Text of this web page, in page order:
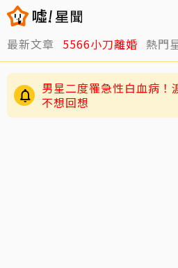
最新文章 5566小刀離婚 熱門
男星二度罹急性白血病！
不想回想